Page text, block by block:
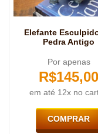
Elefante
Pedra Antigo
Por apenas
R$145,00
em até 12x no
COMPRAR